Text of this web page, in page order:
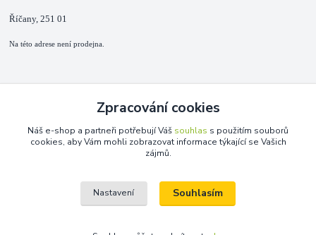
Říčany, 251 01
Na této adrese není prodejna.
+420 725 889 873
(Po-Ne, 9-18 hod.)
Zpracování cookies
Náš e-shop a partneři potřebují Váš souhlas s použitím souborů
cookies, aby Vám mohli zobrazovat informace týkající se Vašich
zájmů.
Nastavení Souhlasím